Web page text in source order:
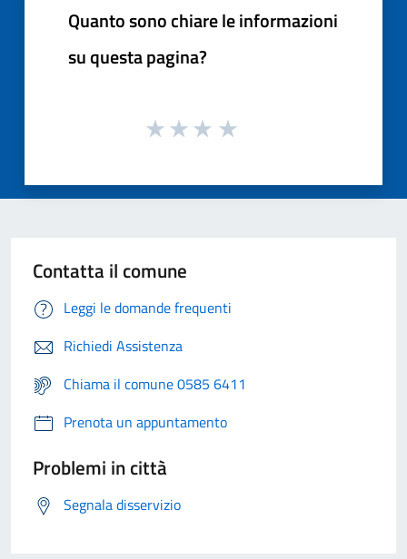
Quanto sono chiare le informazioni
su questa pagina?
Contatta il comune
Leggi le domande frequenti
Richiedi Assistenza
Chiama il comune 0585 6411
Prenota un appuntamento
Problemi in città
Segnala disservizio